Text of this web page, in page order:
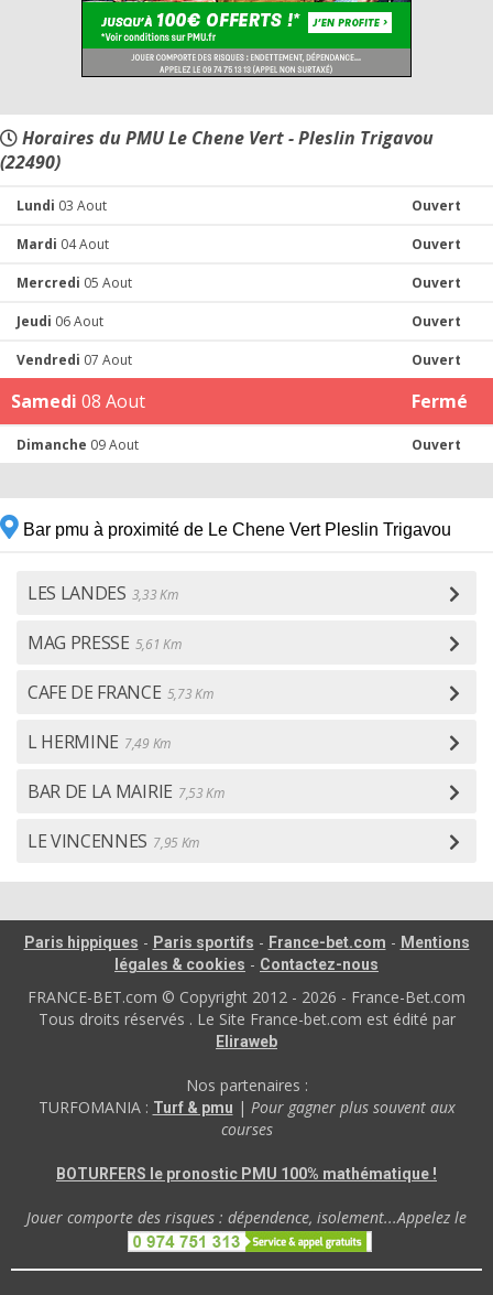
Horaires du PMU Le Chene Vert - Pleslin Trigavou
(22490)
Lundi 03 Aout Ouvert
Mardi 04 Aout Ouvert
Mercredi 05 Aout Ouvert
Jeudi 06 Aout Ouvert
Vendredi 07 Aout Ouvert
Samedi 08 Aout Fermé
Dimanche 09 Aout Ouvert
Bar pmu à proximité de Le Chene Vert Pleslin Trigavou
LES LANDES 3,33 Km
MAG PRESSE 5,61 Km
CAFE DE FRANCE 5,73 Km
L HERMINE 7,49 Km
BAR DE LA MAIRIE 7,53 Km
LE VINCENNES 7,95 Km
Paris hippiques - Paris sportifs - France-bet.com - Mentions
légales & cookies - Contactez-nous
FRANCE-BET.com © Copyright 2012 - 2026 - France-Bet.com
Tous droits réservés . Le Site France-bet.com est édité par
Eliraweb
Nos partenaires :
TURFOMANIA : Turf & pmu | Pour gagner plus souvent aux
courses
BOTURFERS le pronostic PMU 100% mathématique !
Jouer comporte des risques : dépendence, isolement...Appelez le